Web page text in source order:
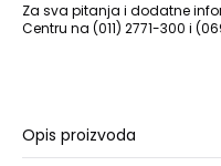
Za sva pitanja i dodatne
Centru na (011) 2771-300 i
Opis proizvoda